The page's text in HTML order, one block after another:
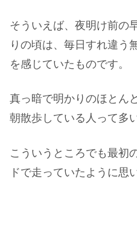
そういえば、夜明け前の
りの頃は、毎日すれ違う
を感じていたものです。
真っ暗で明かりのほとん
朝散歩している人って多
こういうところでも最初
ドで走っていたように思